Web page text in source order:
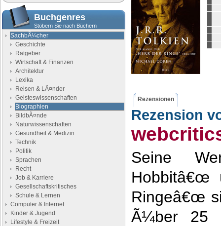
Buchgenres
Stöbern Sie nach Büchern
SachbÃ¼cher
Geschichte
Ratgeber
Wirtschaft & Finanzen
Architektur
Lexika
Reisen & LÃ¤nder
Geisteswissenschaften
Biographien
BildbÃ¤nde
Naturwissenschaften
Gesundheit & Medizin
Technik
Politik
Sprachen
Recht
Job & Karriere
Gesellschaftskritisches
Schule & Lernen
Computer & Internet
Kinder & Jugend
Lifestyle & Freizeit
Rezensionen
Rezension
Seine
Hobbitâ€œ
Ringeâ€œ
Ã¼ber 25